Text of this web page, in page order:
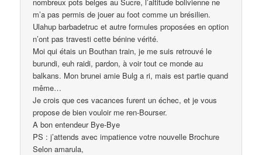
m’a pas permis de jouer au foot comme un brésilien.
Ulahup barbadetruc et autre formules proposées en option
n’ont pas travesti cette bénine vérité.
Moi qui étais un Bouthan train, je me suis retrouvé le
burundi, euh raidi, pardon, à voir tout ce monde au
balkans. Mon brunei amie Bulg a ri, mais est partie quand
même…
Je crois que ces vacances furent un échec, et je vous
propose de bien vouloir me ren-Bourser.
A bon entendeur Bye-Bye
PS : j’attends avec impatience votre nouvelle Brochure
Selon amarula,